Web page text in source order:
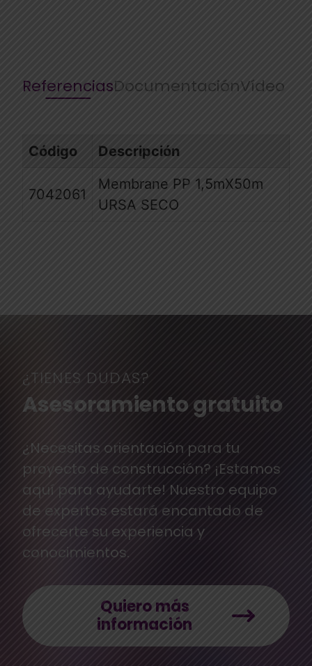
ReferenciasDocumentaciónVídeo
Código Descripción
7042061
Membrane PP 1,5mX50m
URSA SECO
¿TIENES DUDAS?
Asesoramiento gratuito
¿Necesitas orientación para tu
proyecto de construcción? ¡Estamos
aquí para ayudarte! Nuestro equipo
de expertos estará encantado de
ofrecerte su experiencia y
conocimientos.
Quiero más
información